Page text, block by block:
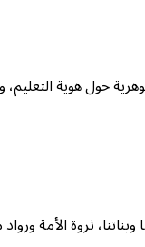
هوية التعليم،
ثروة الأمة